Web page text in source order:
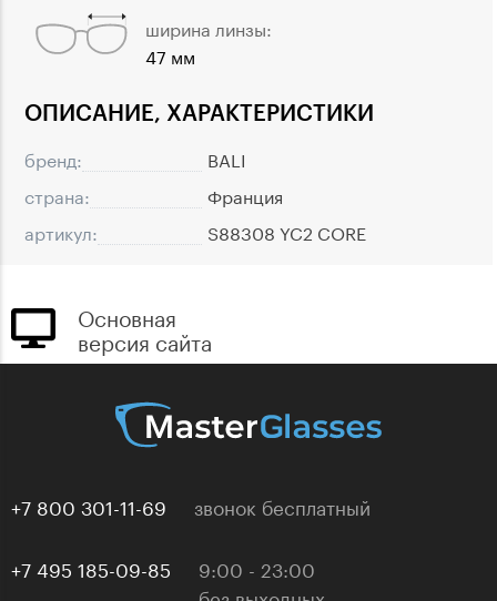
ОПИСАНИЕ, ХАРАКТЕРИСТИКИ
бренд:
BALI
страна:
Франция
артикул:
S88308 YC2 CORE
ширина линзы:
47 мм
Основная
версия сайта
+7 800 301-11-69 звонок бесплатный
+7 495 185-09-85
9:00 - 23:00